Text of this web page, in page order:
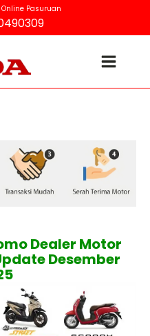
Pasuruan
Dealer Motor
Desember